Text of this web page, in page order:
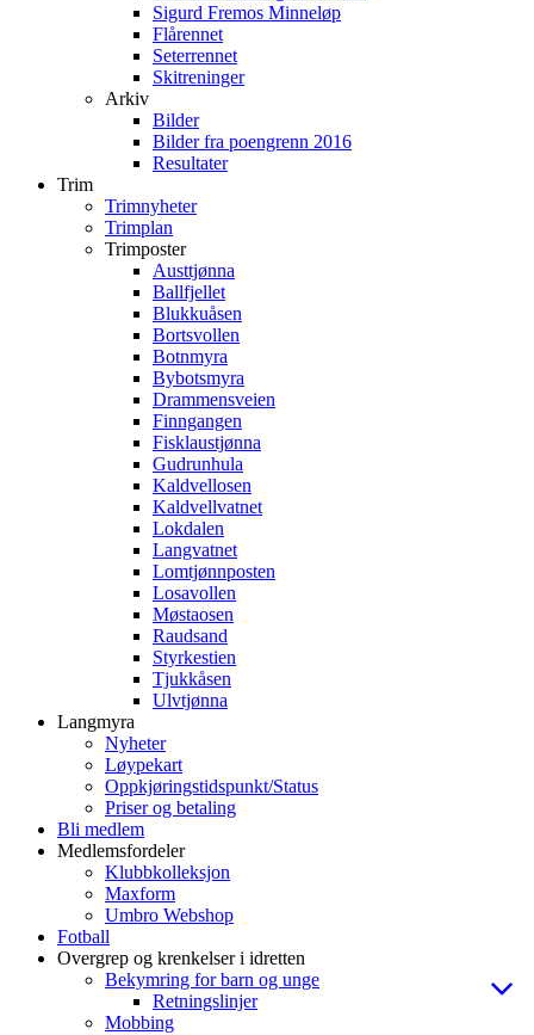
Sigurd Fremos Minneløp
Flårennet
Seterrennet
Skitreninger
Arkiv
Bilder
Bilder fra poengrenn 2016
Resultater
Trim
Trimnyheter
Trimplan
Trimposter
Austtjønna
Ballfjellet
Blukkuåsen
Bortsvollen
Botnmyra
Bybotsmyra
Drammensveien
Finngangen
Fisklaustjønna
Gudrunhula
Kaldvellosen
Kaldvellvatnet
Lokdalen
Langvatnet
Lomtjønnposten
Losavollen
Møstaosen
Raudsand
Styrkestien
Tjukkåsen
Ulvtjønna
Langmyra
Nyheter
Løypekart
Oppkjøringstidspunkt/Status
Priser og betaling
Bli medlem
Medlemsfordeler
Klubbkolleksjon
Maxform
Umbro Webshop
Fotball
Overgrep og krenkelser i idretten
Bekymring for barn og unge
Retningslinjer
Mobbing